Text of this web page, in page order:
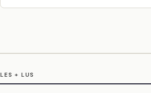
LES + LUS